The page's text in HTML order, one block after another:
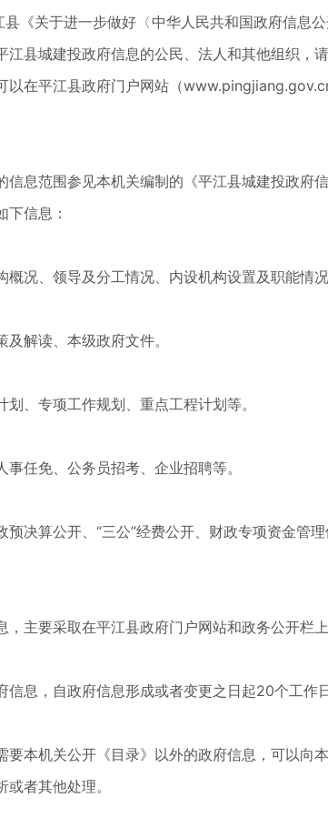
《关于进一步做好〈中华人民共和国政府信息
江县城建投政府信息的公民、法人和其他组织，
以在平江县政府门户网站（
信息范围参见本机关编制的《平江县城建投政
下信息：
概况、领导及分工情况、内设机构设置及职能情况
解读、本级政府文件。
、专项工作规划、重点工程计划等。
任免、公务员招考、企业招聘等。
决算公开、“三公”经费公开、财政专项资金管理
，主要采取在平江县政府门户网站和政务公开栏
信息，自政府信息形成或者变更之日起20个工作
要本机关公开《目录》以外的政府信息，可以
者其他处理。